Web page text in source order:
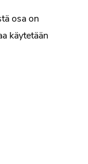
osa on
käytetään